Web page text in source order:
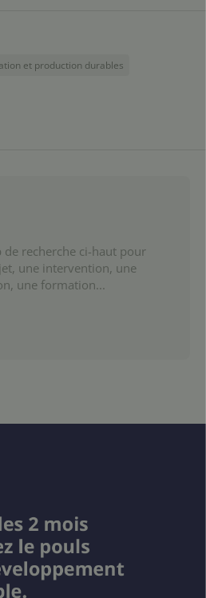
et production durables
de recherche ci-haut pour
une intervention, une
une formation...